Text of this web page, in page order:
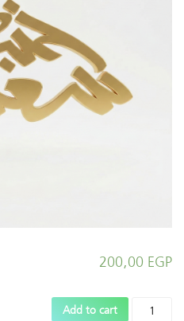
200,00 EGP
المنتج
Add to cart